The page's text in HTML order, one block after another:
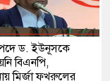
পদে ড. ইউনূসকে
বিএনপি,
মির্জা ফখরুলের